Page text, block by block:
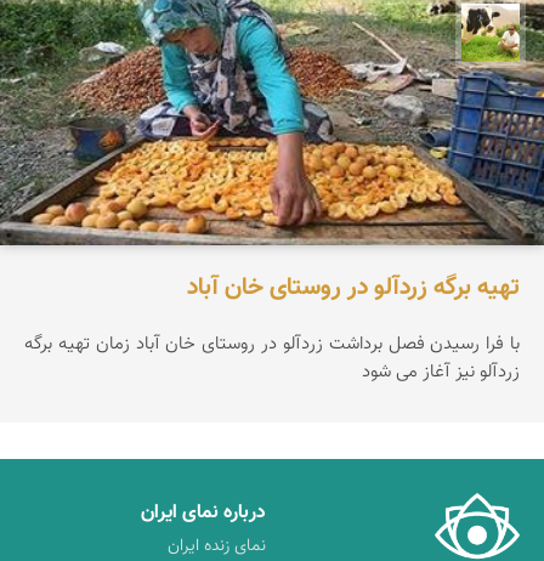
تقی قاسمی
تهیه برگه زردآلو در روستای خان آباد
با فرا رسیدن فصل برداشت زردآلو در روستای خان آباد زمان تهیه برگه
زردآلو نیز آغاز می شود
درباره نمای ایران
نمای زنده ایران